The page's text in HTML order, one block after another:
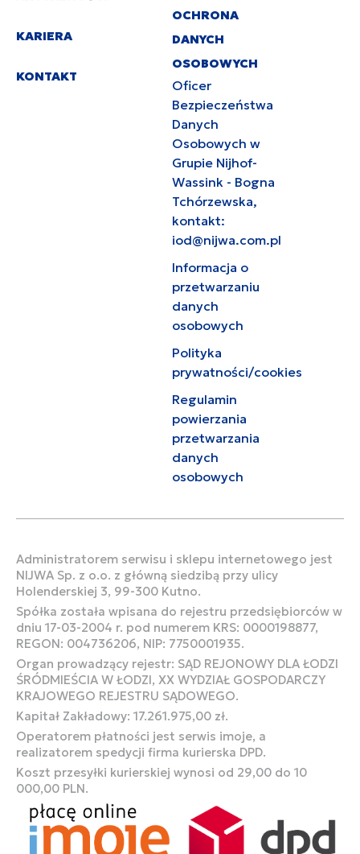
KARIERA
KONTAKT
OCHRONA
DANYCH
OSOBOWYCH
Oficer
Bezpieczeństwa
Danych
Osobowych w
Grupie Nijhof-
Wassink - Bogna
Tchórzewska,
kontakt:
iod@nijwa.com.pl
Informacja o
przetwarzaniu
danych
osobowych
Polityka
prywatności/cookies
Regulamin
powierzania
przetwarzania
danych
osobowych
Administratorem serwisu i sklepu internetowego jest
NIJWA Sp. z o.o. z główną siedzibą przy ulicy
Holenderskiej 3, 99-300 Kutno.
Spółka została wpisana do rejestru przedsiębiorców w
dniu 17-03-2004 r. pod numerem KRS: 0000198877,
REGON: 004736206, NIP: 7750001935.
Organ prowadzący rejestr: SĄD REJONOWY DLA ŁODZI
ŚRÓDMIEŚCIA W ŁODZI, XX WYDZIAŁ GOSPODARCZY
KRAJOWEGO REJESTRU SĄDOWEGO.
Kapitał Zakładowy: 17.261.975,00 zł.
Operatorem płatności jest serwis imoje, a
realizatorem spedycji firma kurierska DPD.
Koszt przesyłki kurierskiej wynosi od 29,00 do 10
000,00 PLN.